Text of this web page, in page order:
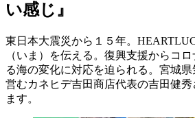
い感じ』
東日本大震災から１５年。
（いま）を伝える。復興支援からコ
る海の変化に対応を迫られる。宮城
営むカネヒデ吉田商店代表の吉田健
ます。